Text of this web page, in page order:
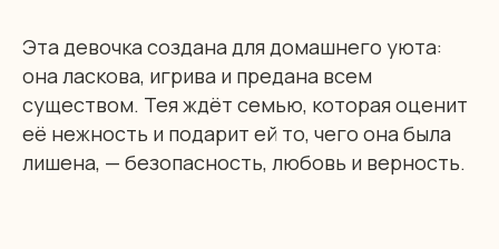
Эта девочка создана для домашнего уюта:
она ласкова, игрива и предана всем
существом. Тея ждёт семью, которая оценит
её нежность и подарит ей то, чего она была
лишена, — безопасность, любовь и верность.